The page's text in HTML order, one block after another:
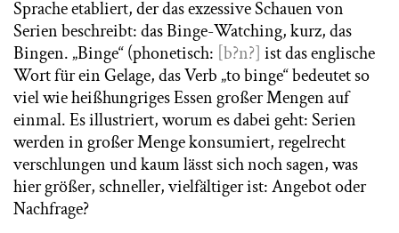
Sprache etabliert, der das exzessive Schauen von
Serien beschreibt: das Binge-Watching, kurz, das
Bingen. „Binge“ (phonetisch: [b?n?] ist das englische
Wort für ein Gelage, das Verb „to binge“ bedeutet so
viel wie heißhungriges Essen großer Mengen auf
einmal. Es illustriert, worum es dabei geht: Serien
werden in großer Menge konsumiert, regelrecht
verschlungen und kaum lässt sich noch sagen, was
hier größer, schneller, vielfältiger ist: Angebot oder
Nachfrage?